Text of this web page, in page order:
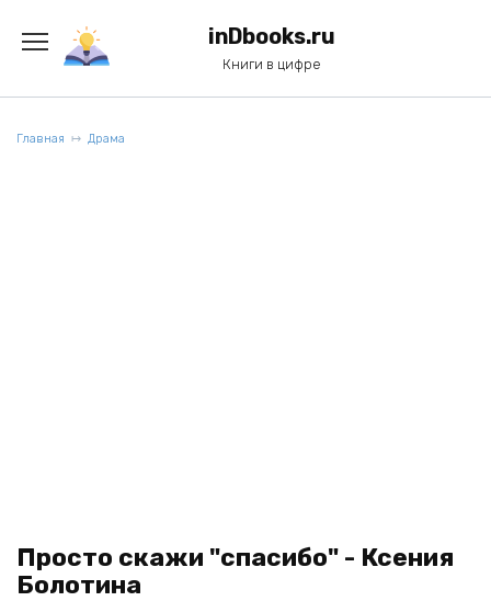
содержанию
inDbooks.ru
Книги в цифре
Главная Драма
Просто скажи "спасибо" - Ксения
Болотина